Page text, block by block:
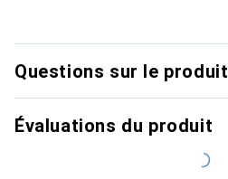
Questions sur le produit
Évaluations du produit